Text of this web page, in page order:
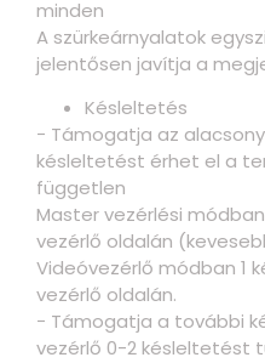
minden
A szürkeárnyalatok
jelentősen javítja a
Késleltetés
− Támogatja az
késleltetést érhet el a
független
Master vezérlési
vezérlő oldalán
Videóvezérlő módban 1
vezérlő oldalán.
− Támogatja a további
vezérlő 0-2 késleltetést